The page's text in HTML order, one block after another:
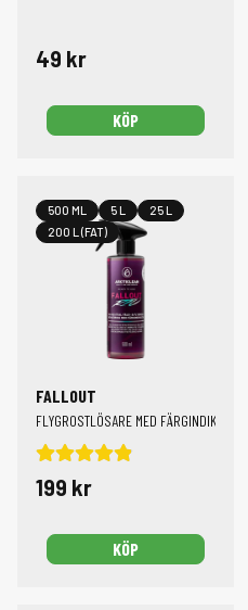
49 kr
KÖP
FALLOUT
FLYGROSTLÖSARE MED FÄRGINDIKATOR
199 kr
KÖP
500 ML 5 L
25 L
200 L (FAT)